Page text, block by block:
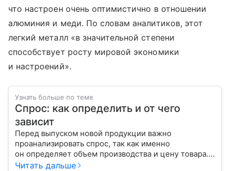
что настроен очень оптимистично в отношении
алюминия и меди. По словам аналитиков, этот
легкий металл «в значительной степени
способствует росту мировой экономики
и настроений».
Узнать больше по теме
Спрос: как определить и от чего
зависит
Перед выпуском новой продукции важно
проанализировать спрос, так как именно
он определяет объем производства и цену товара.
С помощью эксперта расскажем, как рассчитать
Читать дальше